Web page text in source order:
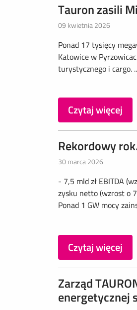
Tauron zasili
09 kwietnia 2026
Ponad 17 tysięcy
Katowice w
turystycznego i cargo.
Czytaj więcej
Rekordowy
30 marca 2026
- 7,5 mld zł EBITDA
zysku netto (wzrost o
Ponad 1 GW mocy
Czytaj więcej
Zarząd
energetycznej